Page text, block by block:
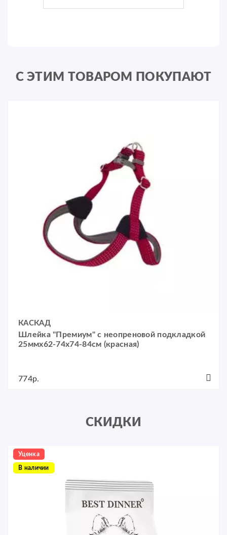
С ЭТИМ ТОВАРОМ ПОКУПАЮТ
КАСКАД
Шлейка "Премиум" с неопреновой подкладкой
25ммх62-74x74-84см (красная)
774р.
СКИДКИ
Уценка
В наличии